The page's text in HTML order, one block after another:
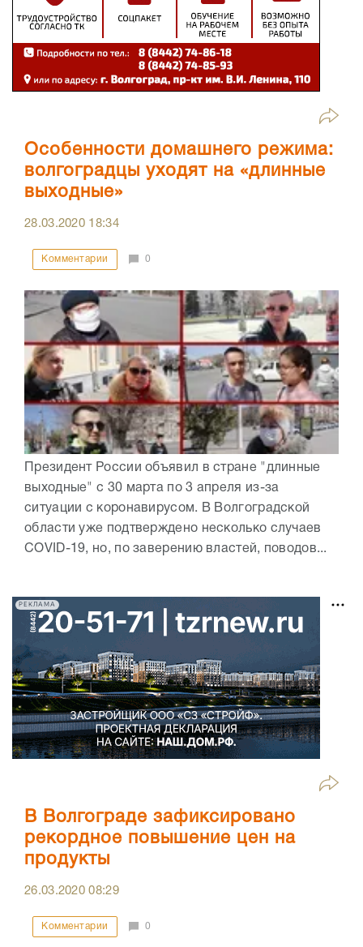
Особенности домашнего режима:
волгоградцы уходят на «длинные
выходные»
28.03.2020 18:34
Комментарии 0
Президент России объявил в стране "длинные
выходные" с 30 марта по 3 апреля из-за
ситуации с коронавирусом. В Волгоградской
области уже подтверждено несколько случаев
COVID-19, но, по заверению властей, поводов...
РЕКЛАМА
В Волгограде зафиксировано
рекордное повышение цен на
продукты
26.03.202008:29
Комментарии 0